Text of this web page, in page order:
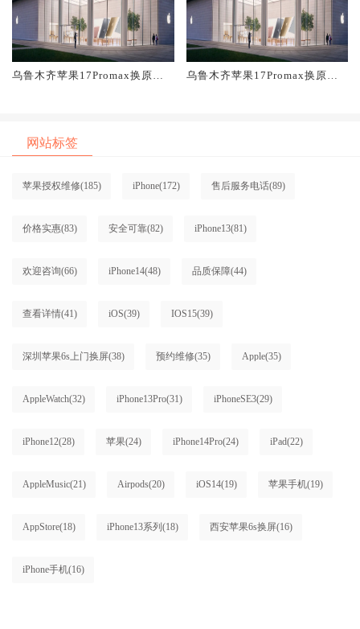
乌鲁木齐苹果17Promax换原装
乌鲁木齐苹果17Promax换原装
网站标签
苹果授权维修(185) iPhone(172) 售后服务电话(89)
价格实惠(83) 安全可靠(82) iPhone13(81)
欢迎咨询(66) iPhone14(48) 品质保障(44)
查看详情(41) iOS(39) IOS15(39)
深圳苹果6s上门换屏(38) 预约维修(35) Apple(35)
AppleWatch(32) iPhone13Pro(31) iPhoneSE3(29)
iPhone12(28) 苹果(24) iPhone14Pro(24) iPad(22)
AppleMusic(21) Airpods(20) iOS14(19) 苹果手机(19)
AppStore(18) iPhone13系列 (18) 西安苹果6s换屏(16)
iPhone手机(16)